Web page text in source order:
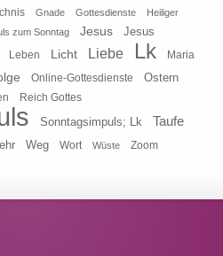
Gnade Gottesdienste
Heiliger
zum Sonntag Jesus
Jesus
Leben Licht Liebe Lk Maria
Online-Gottesdienste Ostern
Reich Gottes
Sonntagsimpuls; Lk Taufe
Weg Wort Wüste Zoom